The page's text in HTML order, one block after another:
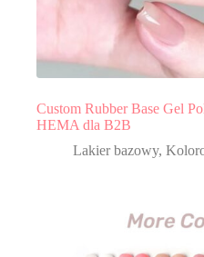
Custom Rubber Base Gel
HEMA dla B2B
Lakier bazowy,